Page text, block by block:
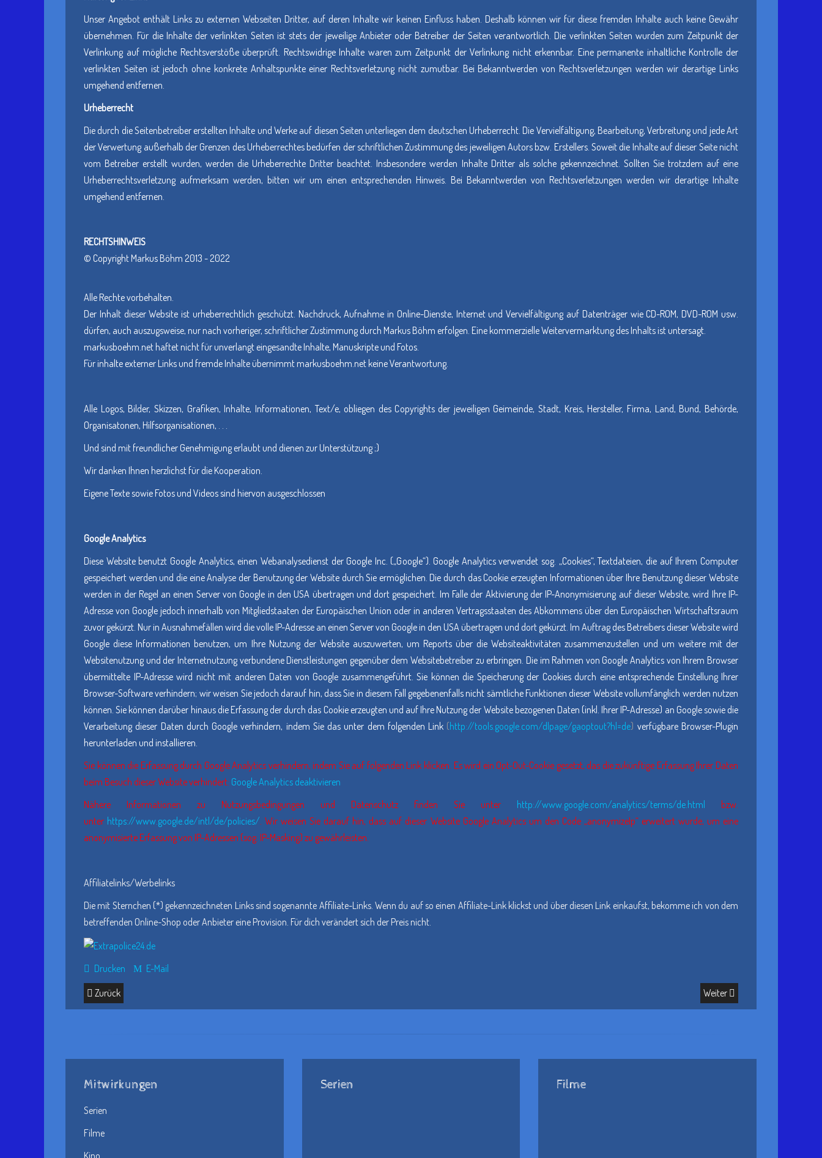
Unser Angebot enthält Links zu externen Webseiten Dritter, auf deren Inhalte wir keinen Einfluss haben. Deshalb können wir für diese fremden Inhalte auch keine Gewähr
übernehmen. Für die Inhalte der verlinkten Seiten ist stets der jeweilige Anbieter oder Betreiber der Seiten verantwortlich. Die verlinkten Seiten wurden zum Zeitpunkt der
Verlinkung auf mögliche Rechtsverstöße überprüft. Rechtswidrige Inhalte waren zum Zeitpunkt der Verlinkung nicht erkennbar. Eine permanente inhaltliche Kontrolle der
verlinkten Seiten ist jedoch ohne konkrete Anhaltspunkte einer Rechtsverletzung nicht zumutbar. Bei Bekanntwerden von Rechtsverletzungen werden wir derartige Links
umgehend entfernen.
Urheberrecht
Die durch die Seitenbetreiber erstellten Inhalte und Werke auf diesen Seiten unterliegen dem deutschen Urheberrecht. Die Vervielfältigung, Bearbeitung, Verbreitung und jede Art
der Verwertung außerhalb der Grenzen des Urheberrechtes bedürfen der schriftlichen Zustimmung des jeweiligen Autors bzw. Erstellers. Soweit die Inhalte auf dieser Seite nicht
vom Betreiber erstellt wurden, werden die Urheberrechte Dritter beachtet. Insbesondere werden Inhalte Dritter als solche gekennzeichnet. Sollten Sie trotzdem auf eine
Urheberrechtsverletzung aufmerksam werden, bitten wir um einen entsprechenden Hinweis. Bei Bekanntwerden von Rechtsverletzungen werden wir derartige Inhalte
umgehend entfernen.
RECHTSHINWEIS
© Copyright Markus Böhm 2013 - 2022
Alle Rechte vorbehalten.
Der Inhalt dieser Website ist urheberrechtlich geschützt. Nachdruck, Aufnahme in Online-Dienste, Internet und Vervielfältigung auf Datenträger wie CD-ROM, DVD-ROM usw.
dürfen, auch auszugsweise, nur nach vorheriger, schriftlicher Zustimmung durch Markus Böhm erfolgen. Eine kommerzielle Weitervermarktung des Inhalts ist untersagt.
markusboehm.net haftet nicht für unverlangt eingesandte Inhalte, Manuskripte und Fotos.
Für inhalte externer Links und fremde Inhalte übernimmt markusboehm.net keine Verantwortung.
Alle Logos, Bilder, Skizzen, Grafiken, Inhalte, Informationen, Text/e, obliegen des Copyrights der jeweiligen Geimeinde, Stadt, Kreis, Hersteller, Firma, Land, Bund, Behörde,
Organisatonen, Hilfsorganisationen, . . .
Und sind mit freundlicher Genehmigung erlaubt und dienen zur Unterstützung ;)
Wir danken Ihnen herzlichst für die Kooperation.
Eigene Texte sowie Fotos und Videos sind hiervon ausgeschlossen
Google Analytics
Diese Website benutzt Google Analytics, einen Webanalysedienst der Google Inc. („Google“). Google Analytics verwendet sog. „Cookies“, Textdateien, die auf Ihrem Computer
gespeichert werden und die eine Analyse der Benutzung der Website durch Sie ermöglichen. Die durch das Cookie erzeugten Informationen über Ihre Benutzung dieser Website
werden in der Regel an einen Server von Google in den USA übertragen und dort gespeichert. Im Falle der Aktivierung der IP-Anonymisierung auf dieser Website, wird Ihre IP-
Adresse von Google jedoch innerhalb von Mitgliedstaaten der Europäischen Union oder in anderen Vertragsstaaten des Abkommens über den Europäischen Wirtschaftsraum
zuvor gekürzt. Nur in Ausnahmefällen wird die volle IP-Adresse an einen Server von Google in den USA übertragen und dort gekürzt. Im Auftrag des Betreibers dieser Website wird
Google diese Informationen benutzen, um Ihre Nutzung der Website auszuwerten, um Reports über die Websiteaktivitäten zusammenzustellen und um weitere mit der
Websitenutzung und der Internetnutzung verbundene Dienstleistungen gegenüber dem Websitebetreiber zu erbringen. Die im Rahmen von Google Analytics von Ihrem Browser
übermittelte IP-Adresse wird nicht mit anderen Daten von Google zusammengeführt. Sie können die Speicherung der Cookies durch eine entsprechende Einstellung Ihrer
Browser-Software verhindern; wir weisen Sie jedoch darauf hin, dass Sie in diesem Fall gegebenenfalls nicht sämtliche Funktionen dieser Website vollumfänglich werden nutzen
können. Sie können darüber hinaus die Erfassung der durch das Cookie erzeugten und auf Ihre Nutzung der Website bezogenen Daten (inkl. Ihrer IP-Adresse) an Google sowie die
Verarbeitung dieser Daten durch Google verhindern, indem Sie das unter dem folgenden Link (http://tools.google.com/dlpage/gaoptout?hl=de) verfügbare Browser-Plugin
herunterladen und installieren.
Sie können die Erfassung durch Google Analytics verhindern, indem Sie auf folgenden Link klicken. Es wird ein Opt-Out-Cookie gesetzt, das die zukünftige Erfassung Ihrer Daten
beim Besuch dieser Website verhindert: Google Analytics deaktivieren
Nähere Informationen zu Nutzungsbedingungen und Datenschutz finden Sie unter http://www.google.com/analytics/terms/de.html
bzw.
unter https://www.google.de/intl/de/policies/. Wir weisen Sie darauf hin, dass auf dieser Website Google Analytics um den Code „anonymizeIp“ erweitert wurde, um eine
anonymisierte Erfassung von IP-Adressen (sog. IP-Masking) zu gewährleisten.
Affiliatelinks/Werbelinks
Die mit Sternchen (*) gekennzeichneten Links sind sogenannte Affiliate-Links. Wenn du auf so einen Affiliate-Link klickst und über diesen Link einkaufst, bekomme ich von dem
betreffenden Online-Shop oder Anbieter eine Provision. Für dich verändert sich der Preis nicht.
Drucken
E-Mail
Zurück
Weiter
Mitwirkungen
Serien
Filme
Serien Filme